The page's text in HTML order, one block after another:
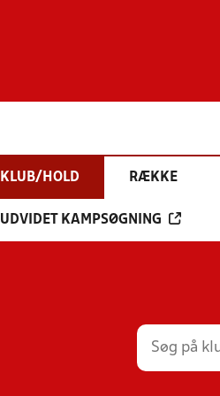
KLUB/HOLD RÆKKE
UDVIDET KAMPSØGNING